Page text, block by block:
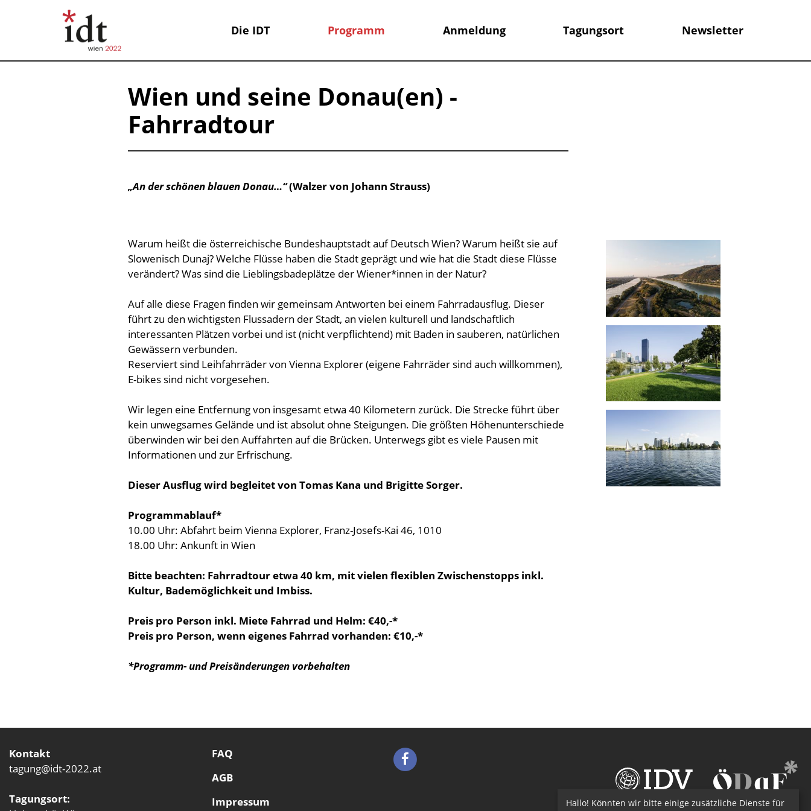
Die IDT Programm Anmeldung Tagungsort Newsletter
Wien und seine Donau(en) -
Fahrradtour
„An der schönen blauen Donau…“(Walzer von Johann Strauss)
Warum heißt die österreichische Bundeshauptstadt auf Deutsch Wien? Warum heißt sie auf
Slowenisch Dunaj? Welche Flüsse haben die Stadt geprägt und wie hat die Stadt diese Flüsse
verändert? Was sind die Lieblingsbadeplätze der Wiener*innen in der Natur?
Auf alle diese Fragen finden wir gemeinsam Antworten bei einem Fahrradausflug. Dieser
führt zu den wichtigsten Flussadern der Stadt, an vielen kulturell und landschaftlich
interessanten Plätzen vorbei und ist (nicht verpflichtend) mit Baden in sauberen, natürlichen
Gewässern verbunden.
Reserviert sind Leihfahrräder von Vienna Explorer (eigene Fahrräder sind auch willkommen),
E-bikes sind nicht vorgesehen.
Wir legen eine Entfernung von insgesamt etwa 40 Kilometern zurück. Die Strecke führt über
kein unwegsames Gelände und ist absolut ohne Steigungen. Die größten Höhenunterschiede
überwinden wir bei den Auffahrten auf die Brücken. Unterwegs gibt es viele Pausen mit
Informationen und zur Erfrischung.
Dieser Ausflug wird begleitet von Tomas Kana und Brigitte Sorger.
Programmablauf*
10.00 Uhr: Abfahrt beim Vienna Explorer, Franz-Josefs-Kai 46, 1010
18.00 Uhr: Ankunft in Wien
Bitte beachten: Fahrradtour etwa 40 km, mit vielen flexiblen Zwischenstopps inkl.
Kultur, Bademöglichkeit und Imbiss.
Preis pro Person inkl. Miete Fahrrad und Helm: €40,-*
Preis pro Person, wenn eigenes Fahrrad vorhanden: €10,-*
*Programm- und Preisänderungen vorbehalten
Kontakt
tagung@idt-2022.at
Tagungsort:
FAQ
AGB
Impressum
Hallo! Könnten wir bitte einige zusätzliche Dienste für